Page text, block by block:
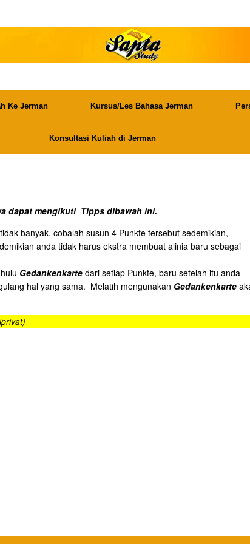
Ke Jerman Kursus/Les Bahasa Jerman
Konsultasi Kuliah di Jerman
dapat mengikuti Tipps dibawah ini.
banyak, cobalah susun 4 Punkte tersebut sedemikian,
anda tidak harus ekstra membuat alinia baru sebagai
Gedankenkarte dari setiap Punkte, baru setelah itu anda
hal yang sama. Melatih mengunakan Gedankenkarte